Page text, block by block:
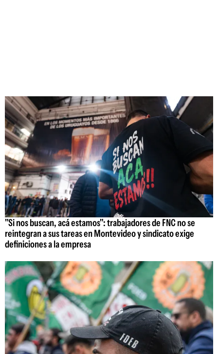
"Si nos buscan, acá estamos": trabajadores de FNC no se
reintegran a sus tareas en Montevideo y sindicato exige
definiciones a la empresa